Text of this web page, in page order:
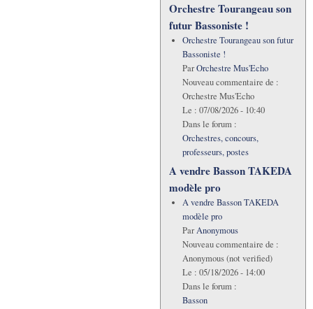
Orchestre Tourangeau son
futur Bassoniste !
Orchestre Tourangeau son futur
Bassoniste !
ParOrchestre Mus'Echo
Nouveau commentaire de :
Orchestre Mus'Echo
Le : 07/08/2026 - 10:40
Dans le forum :
Orchestres, concours,
professeurs, postes
A vendre Basson TAKEDA
modèle pro
A vendre Basson TAKEDA
modèle pro
ParAnonymous
Nouveau commentaire de :
Anonymous (not verified)
Le : 05/18/2026 - 14:00
Dans le forum :
Basson